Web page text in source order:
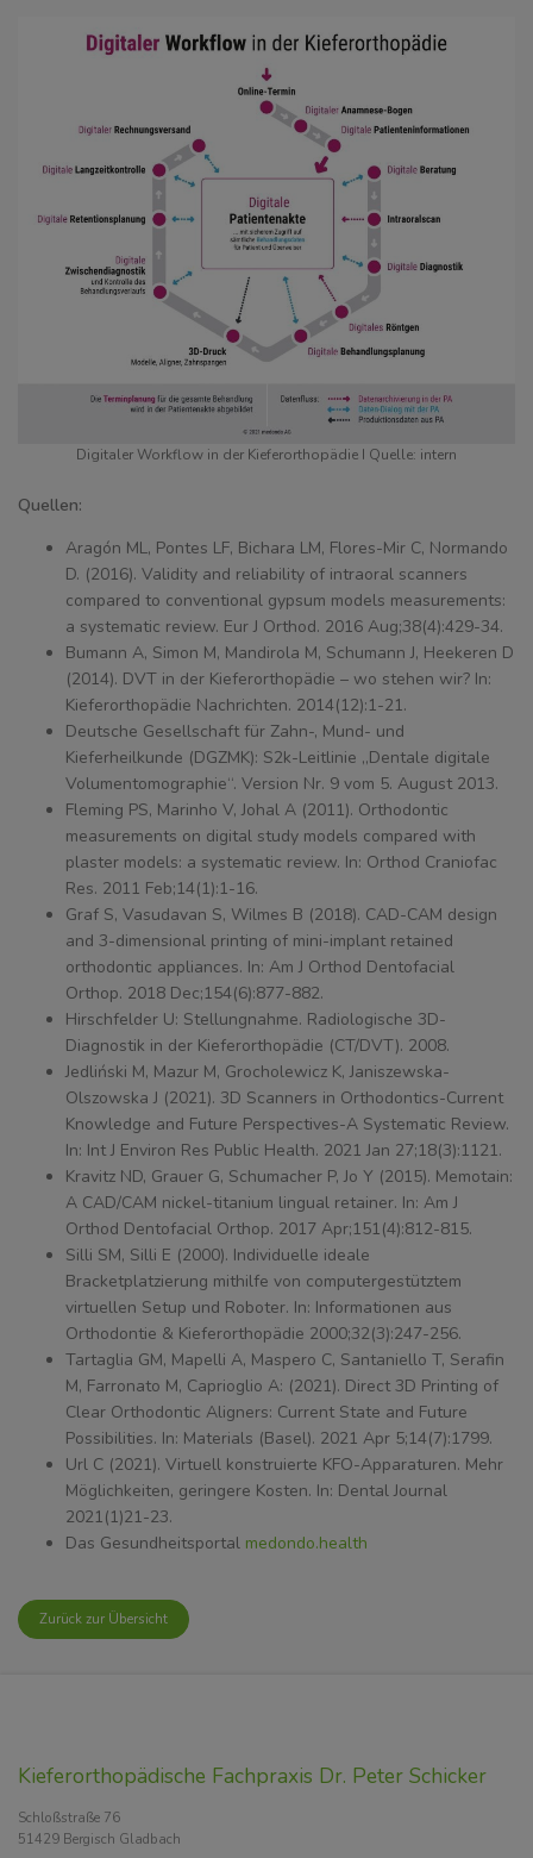
Zurück zur Übersicht
Digitaler Workflow in der Kieferorthopädie I Quelle: intern
Quellen:
Aragón ML, Pontes LF, Bichara LM, Flores-Mir C, Normando
D. (2016). Validity and reliability of intraoral scanners
compared to conventional gypsum models measurements:
a systematic review. Eur J Orthod. 2016 Aug;38(4):429-34.
Bumann A, Simon M, Mandirola M, Schumann J, Heekeren D
(2014). DVT in der Kieferorthopädie – wo stehen wir? In:
Kieferorthopädie Nachrichten. 2014(12):1-21.
Deutsche Gesellschaft für Zahn-, Mund- und
Kieferheilkunde (DGZMK): S2k-Leitlinie „Dentale digitale
Volumentomographie“. Version Nr. 9 vom 5. August 2013.
Fleming PS, Marinho V, Johal A (2011). Orthodontic
measurements on digital study models compared with
plaster models: a systematic review. In: Orthod Craniofac
Res. 2011 Feb;14(1):1-16.
Graf S, Vasudavan S, Wilmes B (2018). CAD-CAM design
and 3-dimensional printing of mini-implant retained
orthodontic appliances. In: Am J Orthod Dentofacial
Orthop. 2018 Dec;154(6):877-882.
Hirschfelder U: Stellungnahme. Radiologische 3D-
Diagnostik in der Kieferorthopädie (CT/DVT). 2008.
Jedliński M, Mazur M, Grocholewicz K, Janiszewska-
Olszowska J (2021). 3D Scanners in Orthodontics-Current
Knowledge and Future Perspectives-A Systematic Review.
In: Int J Environ Res Public Health. 2021 Jan 27;18(3):1121.
Kravitz ND, Grauer G, Schumacher P, Jo Y (2015). Memotain:
A CAD/CAM nickel-titanium lingual retainer. In: Am J
Orthod Dentofacial Orthop. 2017 Apr;151(4):812-815.
Silli SM, Silli E (2000). Individuelle ideale
Bracketplatzierung mithilfe von computergestütztem
virtuellen Setup und Roboter. In: Informationen aus
Orthodontie & Kieferorthopädie 2000;32(3):247-256.
Tartaglia GM, Mapelli A, Maspero C, Santaniello T, Serafin
M, Farronato M, Caprioglio A: (2021). Direct 3D Printing of
Clear Orthodontic Aligners: Current State and Future
Possibilities. In: Materials (Basel). 2021 Apr 5;14(7):1799.
Url C (2021). Virtuell konstruierte KFO-Apparaturen. Mehr
Möglichkeiten, geringere Kosten. In: Dental Journal
2021(1)21-23.
Das Gesundheitsportal medondo.health
Kieferorthopädische Fachpraxis Dr. Peter Schicker
Schloßstraße 76
51429 Bergisch Gladbach